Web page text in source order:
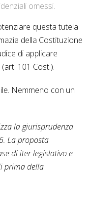
omessi.
questa tutela
della Costituzione
di applicare
101 Cost.).
Nemmeno con un
la giurisprudenza
La proposta
di iter legislativo e
prima della